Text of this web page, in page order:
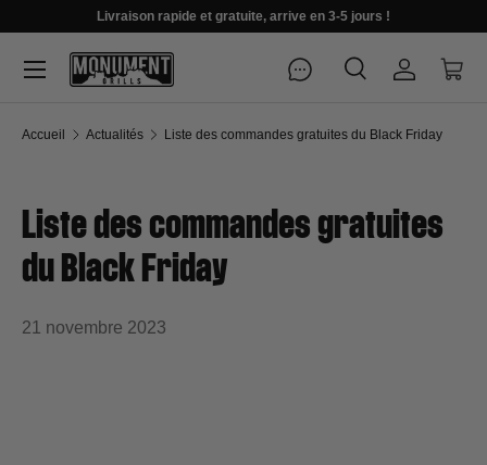
Livraison rapide et gratuite, arrive en 3-5 jours !
Recherche
Se
Menu
Accueil Actualités Liste des commandes gratuites du Black Friday
Liste des commandes gratuites
du Black Friday
21 novembre 2023